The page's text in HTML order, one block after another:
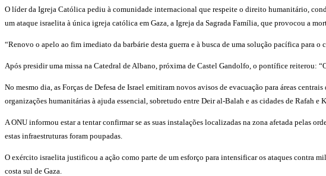
O líder da Igreja Católica pediu à comunidade internacional que respeite o direito humanitário,
um ataque israelita à única igreja católica em Gaza, a Igreja da Sagrada Família, que provocou a
“Renovo o apelo ao fim imediato da barbárie desta guerra e à busca de uma solução pacífica para
Após presidir uma missa na Catedral de Albano, próxima de Castel Gandolfo, o pontífice reiterou:
No mesmo dia, as Forças de Defesa de Israel emitiram novos avisos de evacuação para áreas
organizações humanitárias à ajuda essencial, sobretudo entre Deir al-Balah e as cidades de Rafah e
A ONU informou estar a tentar confirmar se as suas instalações localizadas na zona afetada pelas
estas infraestruturas foram poupadas.
O exército israelita justificou a ação como parte de um esforço para intensificar os ataques contra
costa sul de Gaza.